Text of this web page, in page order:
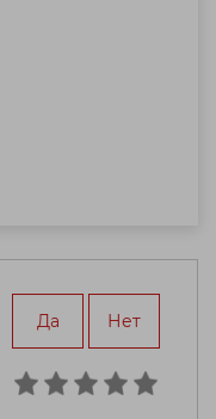
Да Нет